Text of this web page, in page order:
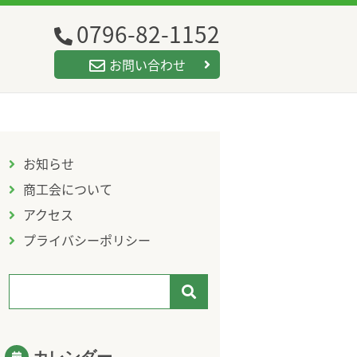
0796-82-1152
お問い合わせ
お知らせ
商工会について
アクセス
プライバシーポリシー